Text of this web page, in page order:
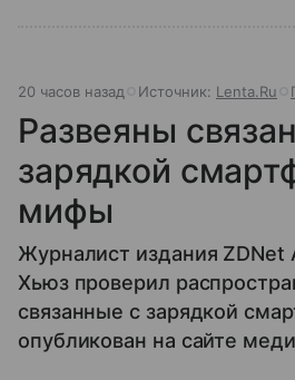
20 часов назад Источник: Lenta.Ru
Развеяны
зарядкой
мифы
Журналист издания ZDNet
Хьюз проверил
связанные с зарядкой
опубликован на сайте